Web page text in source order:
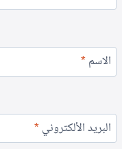
الاسم*
البريد الألكتروني*